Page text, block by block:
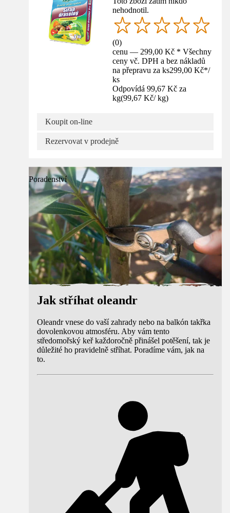
nehodnotil.
(0)
cenu — 299,00 Kč * Všechny
ceny vč. DPH a bez nákladů
na přepravu za ks299,00 Kč*/
ks
Odpovídá 99,67 Kč za
kg(99,67 Kč/ kg)
Koupit on-line
Rezervovat v prodejně
Poradenství
Jak stříhat oleandr
Oleandr vnese do vaší zahrady nebo na balkón takřka
dovolenkovou atmosféru. Aby vám tento
středomořský keř každoročně přinášel potěšení, tak je
důležité ho pravidelně stříhat. Poradíme vám, jak na
to.